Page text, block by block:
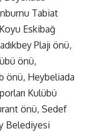
Tabiat
Eskibağ
Plajı önü,
önü,
önü, Heybeliada
Kulübü
önü, Sedef
Belediyesi